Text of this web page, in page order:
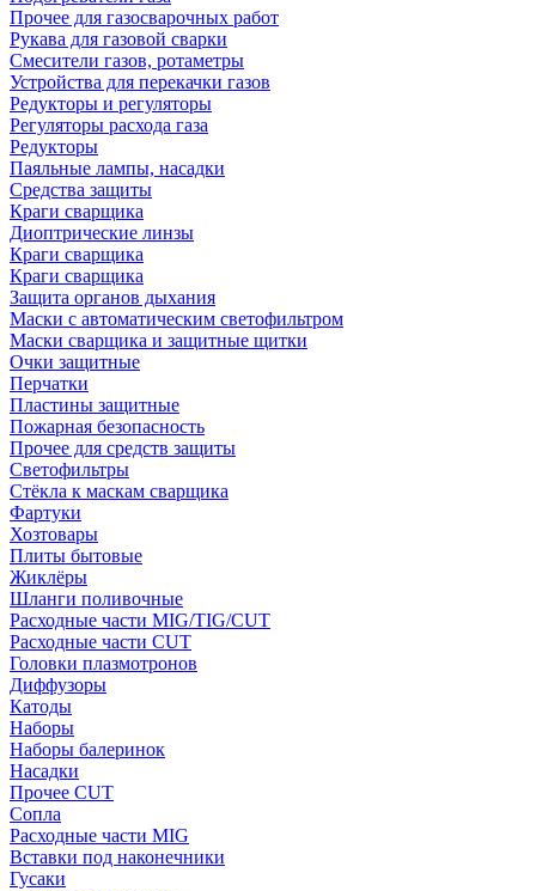
Прочее для газосварочных работ
Рукава для газовой сварки
Смесители газов, ротаметры
Устройства для перекачки газов
Редукторы и регуляторы
Регуляторы расхода газа
Редукторы
Паяльные лампы, насадки
Средства защиты
Краги сварщика
Диоптрические линзы
Краги сварщика
Краги сварщика
Защита органов дыхания
Маски с автоматическим светофильтром
Маски сварщика и защитные щитки
Очки защитные
Перчатки
Пластины защитные
Пожарная безопасность
Прочее для средств защиты
Светофильтры
Стёкла к маскам сварщика
Фартуки
Хозтовары
Плиты бытовые
Жиклёры
Шланги поливочные
Расходные части MIG/TIG/CUT
Расходные части CUT
Головки плазмотронов
Диффузоры
Катоды
Наборы
Наборы балеринок
Насадки
Прочее CUT
Сопла
Расходные части MIG
Вставки под наконечники
Гусаки